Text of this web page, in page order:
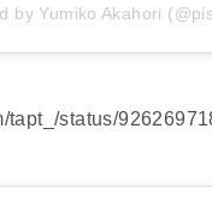
by Yumiko Akahori
tapt_/status/